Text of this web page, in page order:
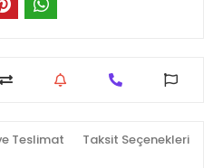
Teslimat Taksit Seçenekleri